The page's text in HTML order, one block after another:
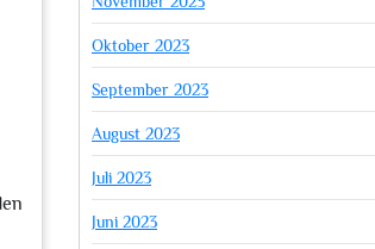
Oktober 2023
September 2023
August 2023
Juli 2023
Juni 2023